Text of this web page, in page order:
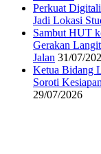
Perkuat
Jadi Lokasi
Sambut HUT
Gerakan
Jalan 31/07/
Ketua Bidang
Soroti
29/07/2026